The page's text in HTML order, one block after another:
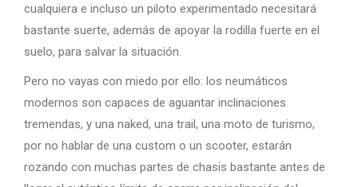
cualquiera e incluso un piloto experimentado necesitará
bastante suerte, además de apoyar la rodilla fuerte en el
suelo, para salvar la situación.
Pero no vayas con miedo por ello: los neumáticos
modernos son capaces de aguantar inclinaciones
tremendas, y una naked, una trail, una moto de turismo,
por no hablar de una custom o un scooter, estarán
rozando con muchas partes de chasis bastante antes de